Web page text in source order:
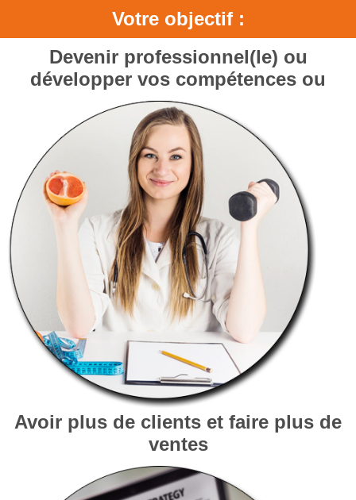
Votre objectif :
Devenir professionnel(le) ou
développer vos compétences ou
Avoir plus de clients et faire plus de
ventes